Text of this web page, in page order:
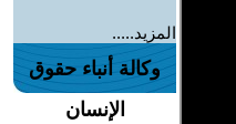
المزيد.....
وكالة أنباء حقوق
الإنسان